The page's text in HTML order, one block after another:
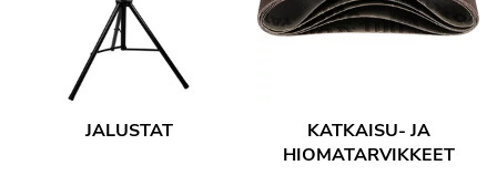
JALUSTAT
KATKAISU- JA
HIOMATARVIKKEET